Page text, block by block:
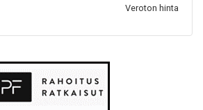
Veroton hinta